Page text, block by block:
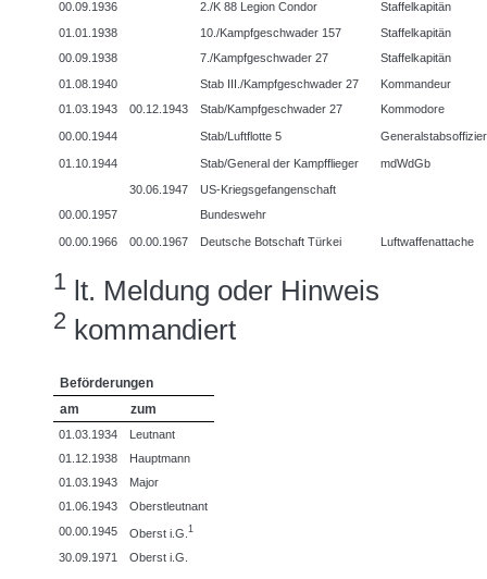
00.09.1936 2./K 88 Legion Condor
Staffelkapitän
01.01.1938
10./Kampfgeschwader 157
Staffelkapitän
00.09.1938
7./Kampfgeschwader 27
Staffelkapitän
01.08.1940
Stab III./Kampfgeschwader 27
Kommandeur
01.03.1943
00.12.1943 Stab/Kampfgeschwader 27 Kommodore
00.00.1944 Stab/Luftflotte 5 Generalstabsoffizier
01.10.1944 Stab/General der Kampfflieger
mdWdGb
30.06.1947
US-Kriegsgefangenschaft
00.00.1957
Bundeswehr
00.00.1966 00.00.1967 Deutsche Botschaft Türkei Luftwaffenattache
1 lt. Meldung oder Hinweis
2 kommandiert
Beförderungen
am
zum
01.03.1934
Leutnant
01.12.1938
Hauptmann
01.03.1943
Major
01.06.1943
Oberstleutnant
00.00.1945
Oberst i.G.1
30.09.1971 Oberst i.G.